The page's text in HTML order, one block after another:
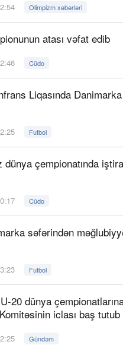
Olimpizm xəbərləri
atası vəfat edib
Cüdo
Liqasında
Futbol
dünya çempionatında
Cüdo
səfərindən
Futbol
20 dünya
iclası baş tutub
Gündəm